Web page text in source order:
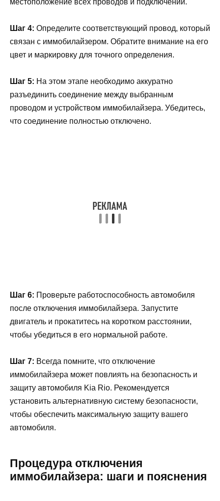
Шаг 4: Определите соответствующий провод, который
связан с иммобилайзером. Обратите внимание на его
цвет и маркировку для точного определения.
Шаг 5: На этом этапе необходимо аккуратно
разъединить соединение между выбранным
проводом и устройством иммобилайзера. Убедитесь,
что соединение полностью отключено.
Шаг 6: Проверьте работоспособность автомобиля
после отключения иммобилайзера. Запустите
двигатель и прокатитесь на коротком расстоянии,
чтобы убедиться в его нормальной работе.
Шаг 7: Всегда помните, что отключение
иммобилайзера может повлиять на безопасность и
защиту автомобиля Kia Rio. Рекомендуется
установить альтернативную систему безопасности,
чтобы обеспечить максимальную защиту вашего
автомобиля.
Процедура отключения
иммобилайзера: шаги и пояснения